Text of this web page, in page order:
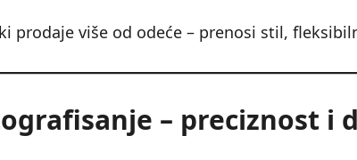
prodaje više od odeće – prenosi stil,
– preciznost i